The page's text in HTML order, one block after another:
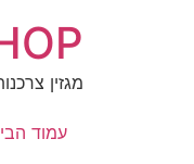
מגזין
עמוד